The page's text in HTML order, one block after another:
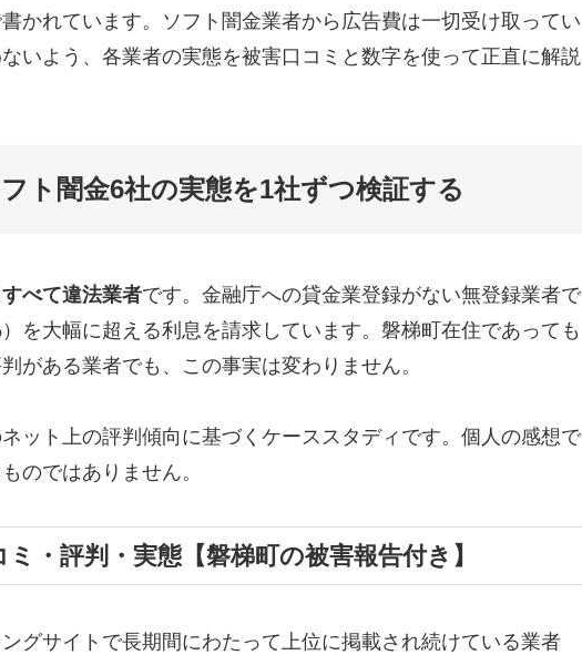
かれています。ソフト闇金業者から広告費は一切受け取ってい
いよう、各業者の実態を被害口コミと数字を使って正直に解説
ト闇金6社の実態を1社ずつ検証する
すべて違法業者です。金融庁への貸金業登録がない無登録業者で
を大幅に超える利息を請求しています。磐梯町在住であっても
がある業者でも、この事実は変わりません。
ット上の評判傾向に基づくケーススタディです。個人の感想で
のではありません。
・評判・実態【磐梯町の被害報告付き】
グサイトで長期間にわたって上位に掲載され続けている業者